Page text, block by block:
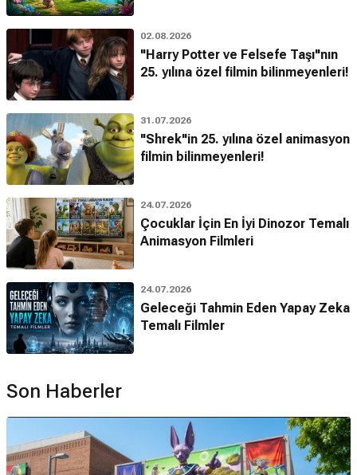
02.08.2026
"Harry Potter ve Felsefe Taşı"nın
25. yılına özel filmin bilinmeyenleri!
31.07.2026
"Shrek"in 25. yılına özel animasyon
filmin bilinmeyenleri!
24.07.2026
Çocuklar İçin En İyi Dinozor Temalı
Animasyon Filmleri
24.07.2026
Geleceği Tahmin Eden Yapay Zeka
Temalı Filmler
Son Haberler